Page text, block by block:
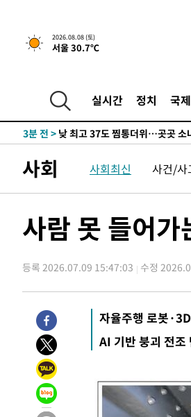
2026.08.08 (토)
서울 30.7℃
실시간 정치 국제
↓-11226초 전 >[속보]이 대통령 "부동산
실천"
-10311초 전 >이란, "오만과 '중앙 단일
-1843초 전 >
[속보]이 대통령, '호우피
-1806초 전 >
갈 수도
3분 전 > 낮 최고 37도 찜통더위…곳곳 소
1시간 전 >
여자배구 이재영·이다영 자
1시간 전 >외국인 심판 성 접대 7경기
1시간 전 >[속보]코스피, 6200선 약보
1시간 전 >[속보] 노원서 40.1도 관측…서
2시간 전 >[속보]종합특검, '계엄 수용공
2시간 전 >
외신들도 주목한 韓축구 파문
2시간 전 >
11시간 압수수색에 성접대
3시간 전 >
[속보]규제합리화위원회 부위
후임
-18796초 전 >
-15935초 전 >
미 사업체 일자리, 7월에
하향수정 (2보)
-15383초 전 >
[속보] 미 사업체, 일자리
사회 사회최신 사건/사
사람 못 들어
등록 2026.07.09 15:47:03 수정
자율주행 로봇
AI 기반 붕괴 전조